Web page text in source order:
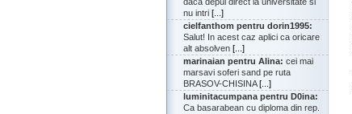
nu intri [...]
cielfanthom pentru dorin1995:
Salut! In acest caz aplici ca oricare
alt absolven [...]
marinaian pentru Alina: cei mai
marsavi soferi sand pe ruta
BRASOV-CHISINA[...]
luminitacumpana pentru D0ina:
Ca basarabean cu diploma din rep.